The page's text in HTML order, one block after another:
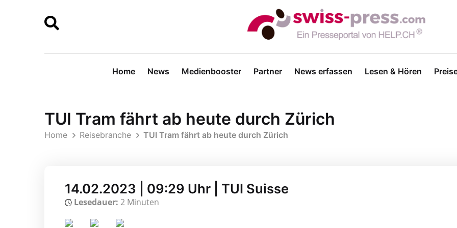
Home News Medienbooster Partner News erfassen Lesen & Hören
TUI Tram fährt ab heute durch Zürich
Home Reisebranche TUI Tram fährt ab heute durch Zürich
14.02.2023 | 09:29 Uhr | TUI Suisse
Lesedauer: 2 Minuten